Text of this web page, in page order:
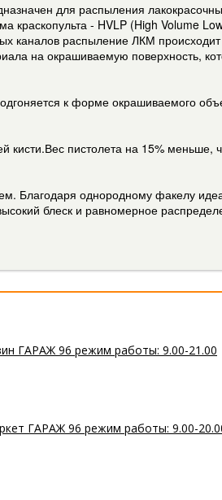
для распыления
- HVLP (High Volume
каналов распыление ЛКМ
на окрашиваемую поверхность,
к форме окрашиваемого
кисти.Вес пистолета на 15%
Благодаря однородному факелу
блеск и равномерное
ГАРАЖ 96 режим работы: 9.00-21.00
ГАРАЖ 96 режим работы: 9.00-